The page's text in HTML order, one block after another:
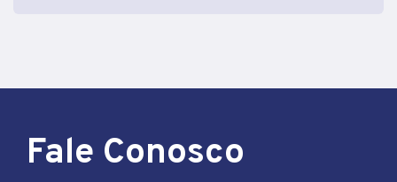
Fale Conosco